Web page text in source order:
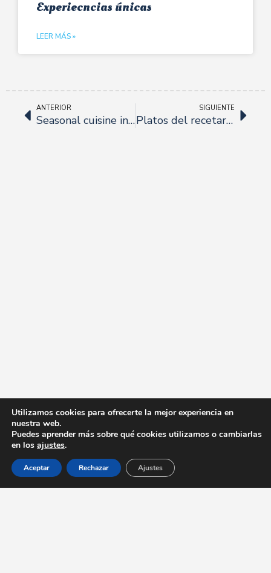
Experiecncias únicas
LEER MÁS »
ANTERIOR
Seasonal cuisine in Doña Clara
SIGUIENTE
Platos del recetario sevillano, Don Carlos.
Utilizamos cookies para ofrecerte la mejor experiencia en
nuestra web.
Puedes aprender más sobre qué cookies utilizamos o cambiarlas
en los ajustes.
Aceptar Rechazar Ajustes